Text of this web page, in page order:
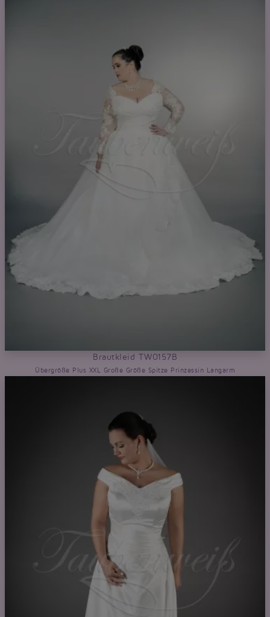
Brautkleid TW0157B
Übergröße Plus XXL Große Größe Spitze Prinzessin Langarm